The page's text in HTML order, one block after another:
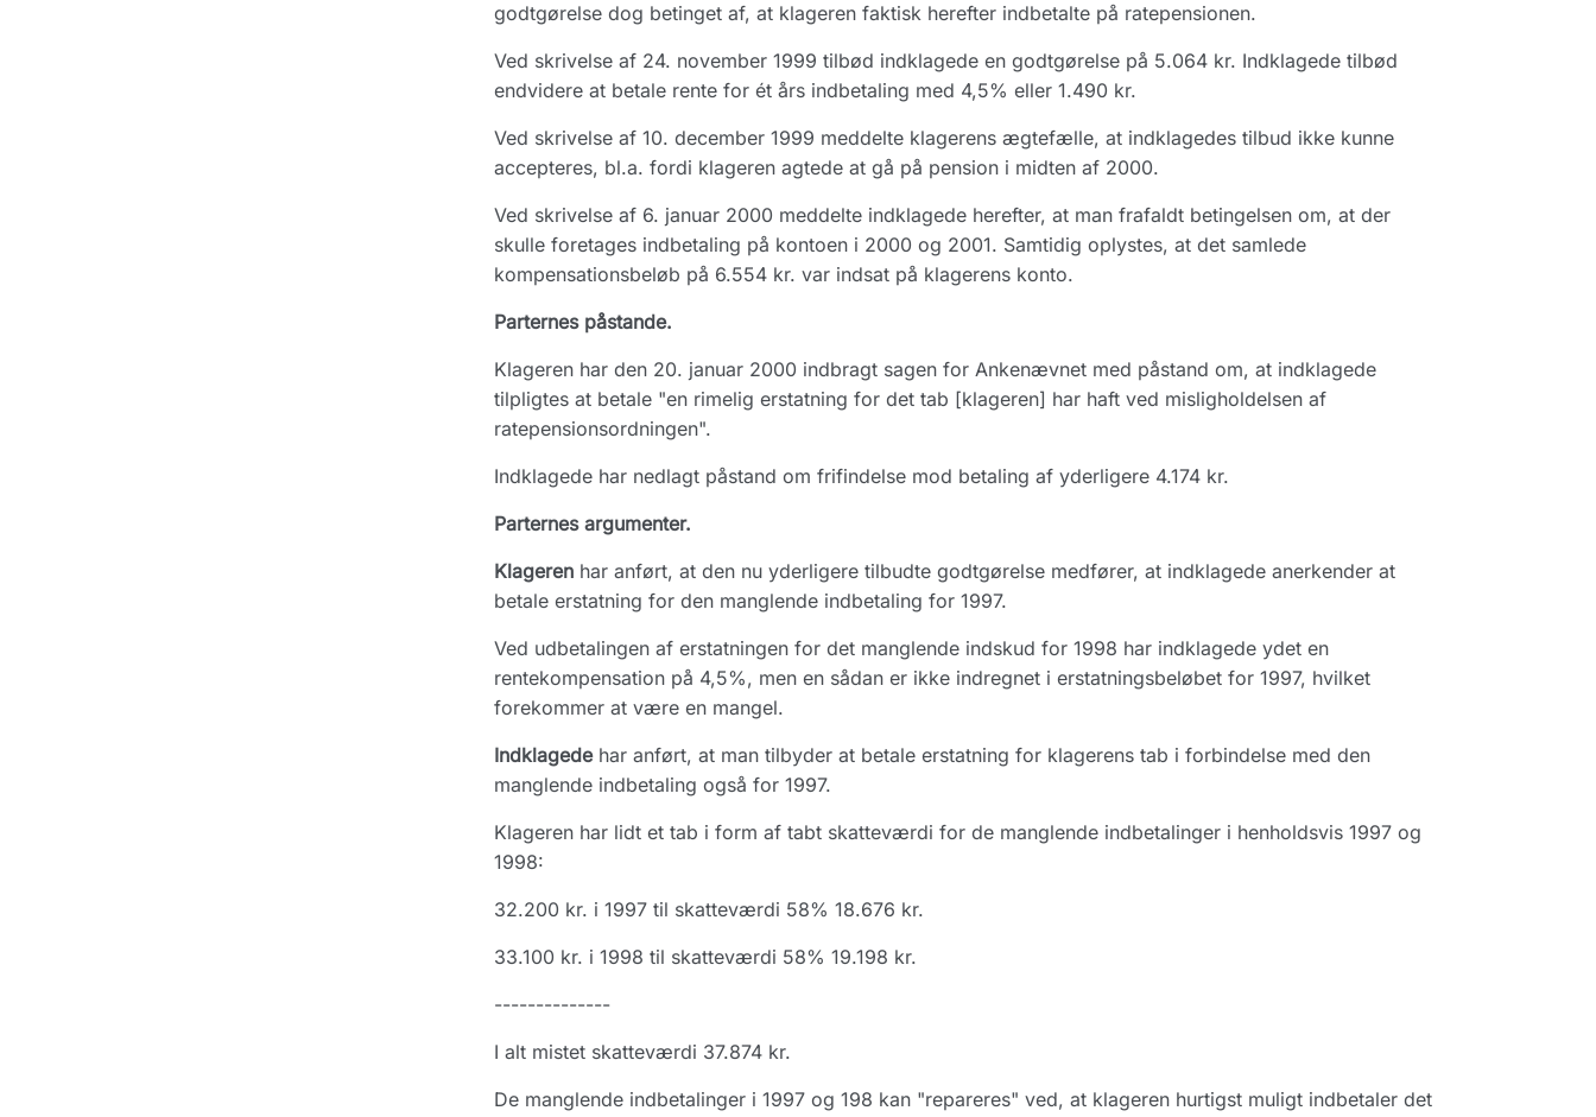
godtgørelse dog betinget af, at klageren faktisk herefter indbetalte på ratepensionen.
Ved skrivelse af 24. november 1999 tilbød indklagede en godtgørelse på 5.064 kr. Indklagede tilbød
endvidere at betale rente for ét års indbetaling med 4,5% eller 1.490 kr.
Ved skrivelse af 10. december 1999 meddelte klagerens ægtefælle, at indklagedes tilbud ikke kunne
accepteres, bl.a. fordi klageren agtede at gå på pension i midten af 2000.
Ved skrivelse af 6. januar 2000 meddelte indklagede herefter, at man frafaldt betingelsen om, at der
skulle foretages indbetaling på kontoen i 2000 og 2001. Samtidig oplystes, at det samlede
kompensationsbeløb på 6.554 kr. var indsat på klagerens konto.
Parternes påstande.
Klageren har den 20. januar 2000 indbragt sagen for Ankenævnet med påstand om, at indklagede
tilpligtes at betale "en rimelig erstatning for det tab [klageren] har haft ved misligholdelsen af
ratepensionsordningen".
Indklagede har nedlagt påstand om frifindelse mod betaling af yderligere 4.174 kr.
Parternes argumenter.
Klagerenhar anført, at den nu yderligere tilbudte godtgørelse medfører, at indklagede anerkender at
betale erstatning for den manglende indbetaling for 1997.
Ved udbetalingen af erstatningen for det manglende indskud for 1998 har indklagede ydet en
rentekompensation på 4,5%, men en sådan er ikke indregnet i erstatningsbeløbet for 1997, hvilket
forekommer at være en mangel.
Indklagedehar anført, at man tilbyder at betale erstatning for klagerens tab i forbindelse med den
manglende indbetaling også for 1997.
Klageren har lidt et tab i form af tabt skatteværdi for de manglende indbetalinger i henholdsvis 1997 og
1998:
32.200 kr. i 1997 til skatteværdi 58% 18.676 kr.
33.100 kr. i 1998 til skatteværdi 58% 19.198 kr.
--------------
I alt mistet skatteværdi 37.874 kr.
De manglende indbetalinger i 1997 og 198 kan "repareres" ved, at klageren hurtigst muligt indbetaler det